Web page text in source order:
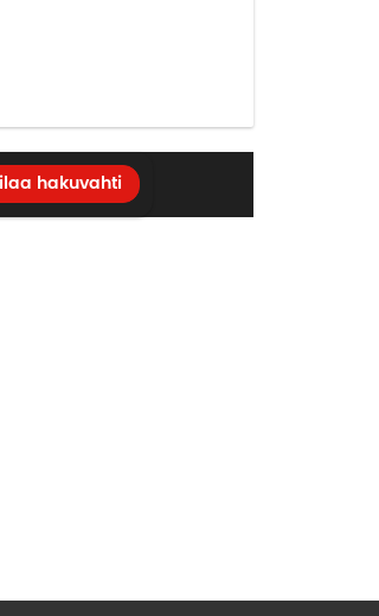
hakuvahti